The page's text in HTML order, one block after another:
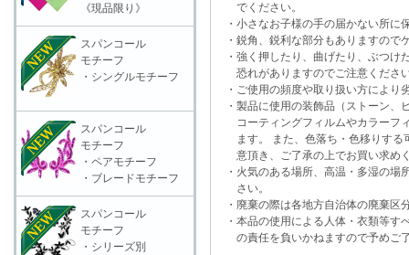
でください。
・小さなお子様の手の届かない所に
・鋭角、鋭利な部分もありますので
・強く押したり、曲げたり、ぶつけ
恐れがありますのでご注意くださ
・ご使用の頻度や取り扱い方により
・製品に使用の装飾品（ストーン、
コーティングフィルムやカラーフ
ます。 また、色落ち・色移りする
意頂き、ご了承の上でお買い求め
・火気のある場所、高温・多湿の場
さい。
・廃棄の際は各地方自治体の廃棄区
・本品の使用による人体・衣類等す
の責任を負いかねますので予めご
《現品限り》
スパンコール
モチーフ
・シングルモチーフ
スパンコール
モチーフ
・ペアモチーフ
・ブレードモチーフ
スパンコール
モチーフ
・シリーズ別